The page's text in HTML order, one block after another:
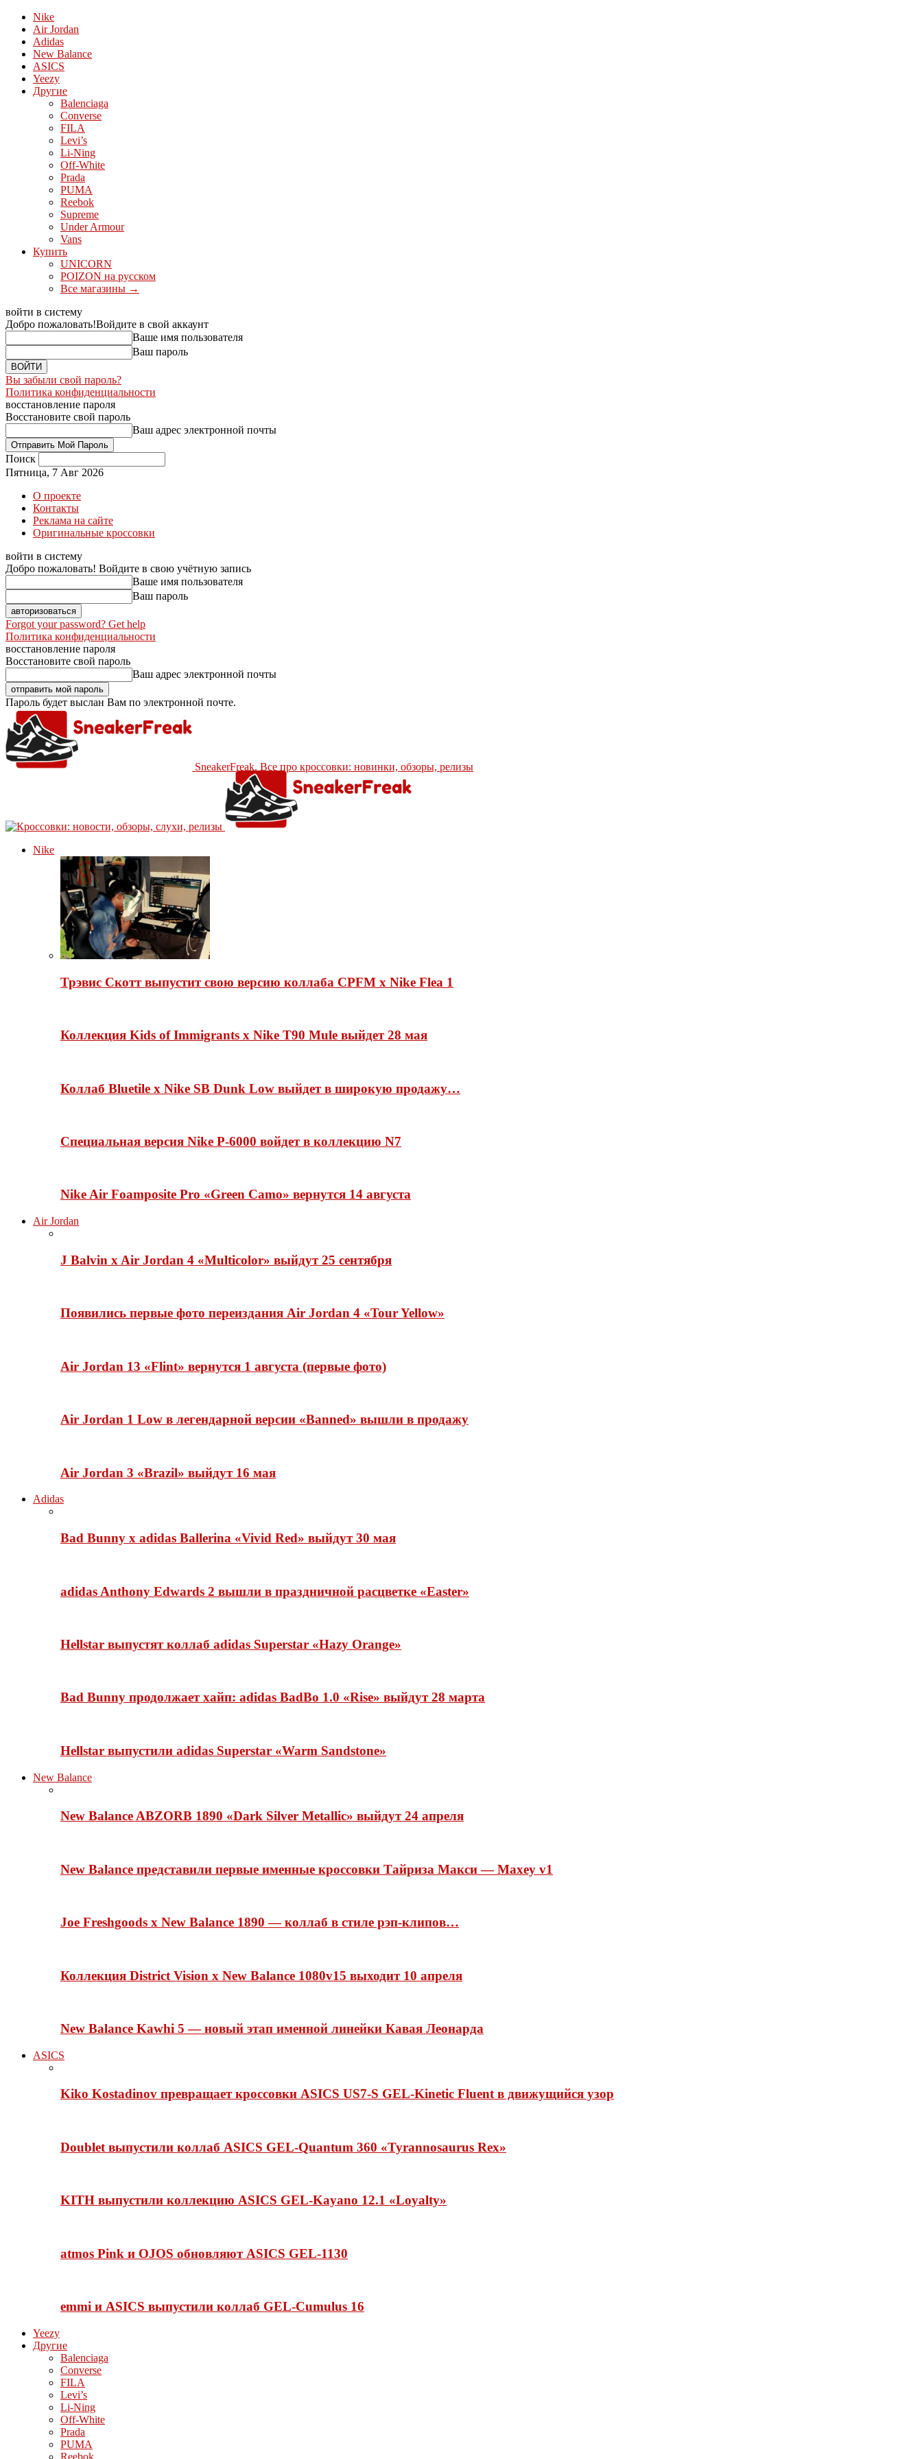
Nike
Air Jordan
Adidas
New Balance
ASICS
Yeezy
Другие
Balenciaga
Converse
FILA
Levi’s
Li-Ning
Off-White
Prada
PUMA
Reebok
Supreme
Under Armour
Vans
Купить
UNICORN
POIZON на русском
Все магазины →
войти в систему
Добро пожаловать!Войдите в свой аккаунт
Ваше имя пользователя
Ваш пароль
Вы забыли свой пароль?
Политика конфиденциальности
восстановление пароля
Восстановите свой пароль
Ваш адрес электронной почты
Поиск
Пятница, 7 Авг 2026
О проекте
Контакты
Реклама на сайте
Оригинальные кроссовки
войти в систему
Добро пожаловать! Войдите в свою учётную запись
Ваше имя пользователя
Ваш пароль
Forgot your password? Get help
Политика конфиденциальности
восстановление пароля
Восстановите свой пароль
Ваш адрес электронной почты
Пароль будет выслан Вам по электронной почте.
SneakerFreak. Все про кроссовки: новинки, обзоры, релизы
Nike
Трэвис Скотт выпустит свою версию коллаба CPFM x Nike Flea 1
Коллекция Kids of Immigrants x Nike T90 Mule выйдет 28 мая
Коллаб Bluetile x Nike SB Dunk Low выйдет в широкую продажу…
Специальная версия Nike P-6000 войдет в коллекцию N7
Nike Air Foamposite Pro «Green Camo» вернутся 14 августа
Air Jordan
J Balvin x Air Jordan 4 «Multicolor» выйдут 25 сентября
Появились первые фото переиздания Air Jordan 4 «Tour Yellow»
Air Jordan 13 «Flint» вернутся 1 августа (первые фото)
Air Jordan 1 Low в легендарной версии «Banned» вышли в продажу
Air Jordan 3 «Brazil» выйдут 16 мая
Adidas
Bad Bunny x adidas Ballerina «Vivid Red» выйдут 30 мая
adidas Anthony Edwards 2 вышли в праздничной расцветке «Easter»
Hellstar выпустят коллаб adidas Superstar «Hazy Orange»
Bad Bunny продолжает хайп: adidas BadBo 1.0 «Rise» выйдут 28 марта
Hellstar выпустили adidas Superstar «Warm Sandstone»
New Balance
New Balance ABZORB 1890 «Dark Silver Metallic» выйдут 24 апреля
New Balance представили первые именные кроссовки Тайриза Макси — Maxey v1
Joe Freshgoods x New Balance 1890 — коллаб в стиле рэп-клипов…
Коллекция District Vision x New Balance 1080v15 выходит 10 апреля
New Balance Kawhi 5 — новый этап именной линейки Кавая Леонарда
ASICS
Kiko Kostadinov превращает кроссовки ASICS US7-S GEL-Kinetic Fluent в движущийся узор
Doublet выпустили коллаб ASICS GEL-Quantum 360 «Tyrannosaurus Rex»
KITH выпустили коллекцию ASICS GEL-Kayano 12.1 «Loyalty»
atmos Pink и OJOS обновляют ASICS GEL-1130
emmi и ASICS выпустили коллаб GEL-Cumulus 16
Yeezy
Другие
Balenciaga
Converse
FILA
Levi’s
Li-Ning
Off-White
Prada
PUMA
Reebok